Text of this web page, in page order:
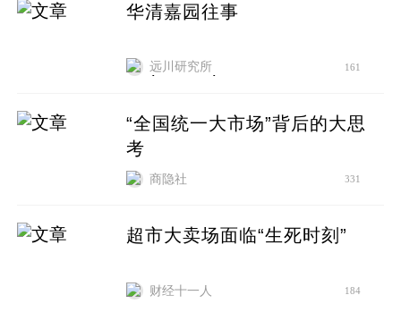
华清嘉园往事
远川研究所 161
“全国统一大市场”背后的大思
考
商隐社 331
超市大卖场面临“生死时刻”
财经十一人 184